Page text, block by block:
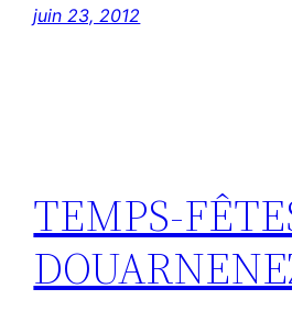
juin 23, 2012
TEMPS-